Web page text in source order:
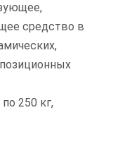
средство в
250 кг,